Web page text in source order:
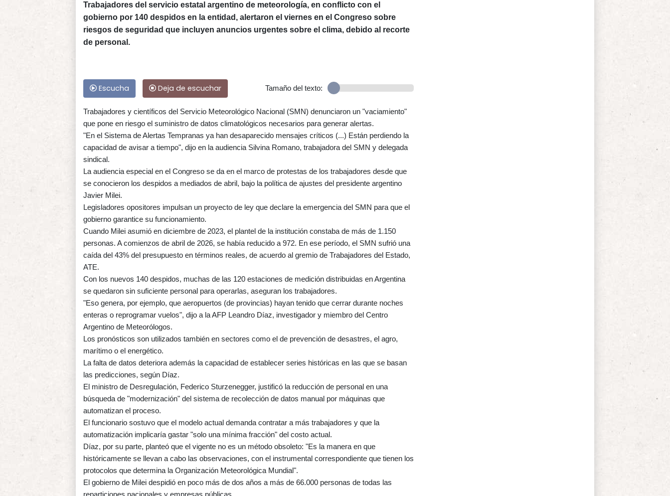
Trabajadores del servicio estatal argentino de meteorología, en conflicto con el
gobierno por 140 despidos en la entidad, alertaron el viernes en el Congreso sobre
riesgos de seguridad que incluyen anuncios urgentes sobre el clima, debido al recorte
de personal.
Escucha Deja de escuchar Tamaño del texto:
Trabajadores y científicos del Servicio Meteorológico Nacional (SMN) denunciaron un "vaciamiento"
que pone en riesgo el suministro de datos climatológicos necesarios para generar alertas.
"En el Sistema de Alertas Tempranas ya han desaparecido mensajes críticos (...) Están perdiendo la
capacidad de avisar a tiempo", dijo en la audiencia Silvina Romano, trabajadora del SMN y delegada
sindical.
La audiencia especial en el Congreso se da en el marco de protestas de los trabajadores desde que
se conocieron los despidos a mediados de abril, bajo la política de ajustes del presidente argentino
Javier Milei.
Legisladores opositores impulsan un proyecto de ley que declare la emergencia del SMN para que el
gobierno garantice su funcionamiento.
Cuando Milei asumió en diciembre de 2023, el plantel de la institución constaba de más de 1.150
personas. A comienzos de abril de 2026, se había reducido a 972. En ese período, el SMN sufrió una
caída del 43% del presupuesto en términos reales, de acuerdo al gremio de Trabajadores del Estado,
ATE.
Con los nuevos 140 despidos, muchas de las 120 estaciones de medición distribuidas en Argentina
se quedaron sin suficiente personal para operarlas, aseguran los trabajadores.
"Eso genera, por ejemplo, que aeropuertos (de provincias) hayan tenido que cerrar durante noches
enteras o reprogramar vuelos", dijo a la AFP Leandro Díaz, investigador y miembro del Centro
Argentino de Meteorólogos.
Los pronósticos son utilizados también en sectores como el de prevención de desastres, el agro,
marítimo o el energético.
La falta de datos deteriora además la capacidad de establecer series históricas en las que se basan
las predicciones, según Díaz.
El ministro de Desregulación, Federico Sturzenegger, justificó la reducción de personal en una
búsqueda de "modernización" del sistema de recolección de datos manual por máquinas que
automatizan el proceso.
El funcionario sostuvo que el modelo actual demanda contratar a más trabajadores y que la
automatización implicaría gastar "solo una mínima fracción" del costo actual.
Díaz, por su parte, planteó que el vigente no es un método obsoleto: "Es la manera en que
históricamente se llevan a cabo las observaciones, con el instrumental correspondiente que tienen los
protocolos que determina la Organización Meteorológica Mundial".
El gobierno de Milei despidió en poco más de dos años a más de 66.000 personas de todas las
reparticiones nacionales y empresas públicas.